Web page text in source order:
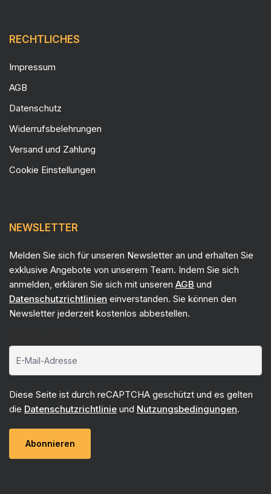
RECHTLICHES
Impressum
AGB
Datenschutz
Widerrufsbelehrungen
Versand und Zahlung
Cookie Einstellungen
NEWSLETTER
Melden Sie sich für unseren Newsletter an und erhalten Sie
exklusive Angebote von unserem Team. Indem Sie sich
anmelden, erklären Sie sich mit unseren AGB und
Datenschutzrichtlinien einverstanden. Sie können den
Newsletter jederzeit kostenlos abbestellen.
Diese Seite ist durch reCAPTCHA geschützt und es gelten
die Datenschutzrichtlinie und Nutzungsbedingungen.
Abonnieren